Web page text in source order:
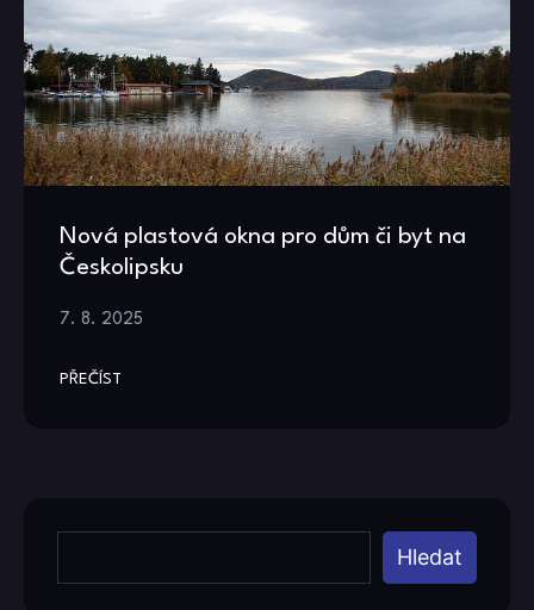
Nová plastová okna pro dům či byt na
Českolipsku
7. 8. 2025
PŘEČÍST
Hledat